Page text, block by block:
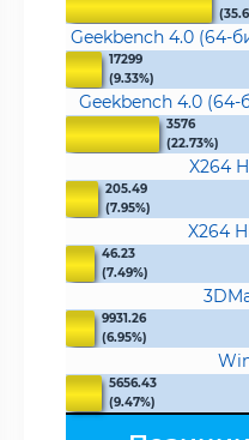
Geekbench 4.0 (64-
17299
(9.33%)
Geekbench 4.0
3576
(22.73%)
X264
205.49
(7.95%)
X264
46.23
(7.49%)
9931.26
(6.95%)
5656.43
(9.47%)